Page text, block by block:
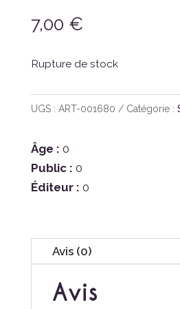
7,00 €
Rupture de stock
UGS : ART-001680 Catégorie :
Âge : 0
Public : 0
Éditeur : 0
Avis (0)
Avis